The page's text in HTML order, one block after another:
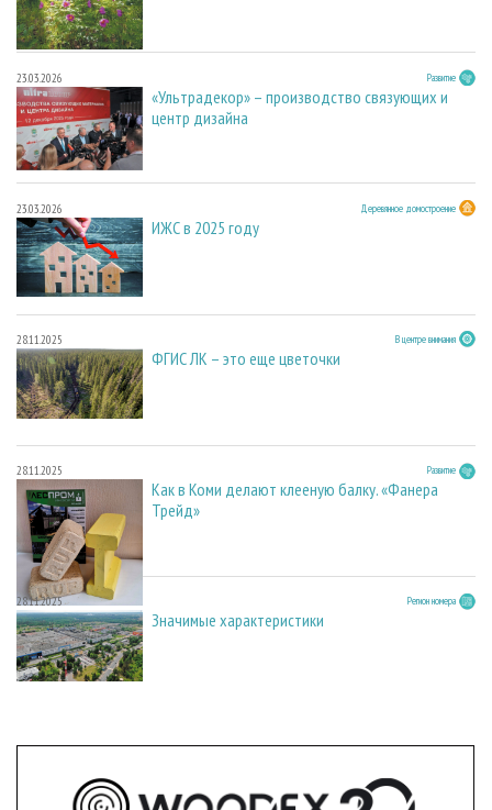
23.03.2026 Развитие
«Ультрадекор» – производство связующих и
центр дизайна
23.03.2026 Деревянное домостроение
ИЖС в 2025 году
28.11.2025 В центре внимания
ФГИС ЛК – это еще цветочки
28.11.2025 Развитие
Как в Коми делают клееную балку. «Фанера
Трейд»
28.11.2025 Регион номера
Значимые характеристики